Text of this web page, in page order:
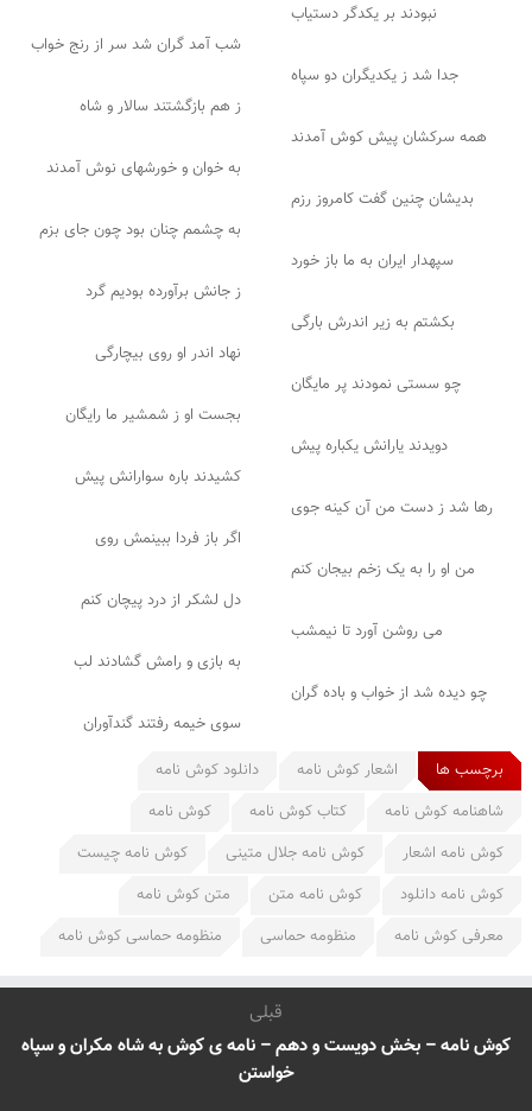
نبودند بر یکدگر دستیاب
شب آمد گران شد سر از رنج خواب
جدا شد ز یکدیگران دو سپاه
ز هم بازگشتند سالار و شاه
همه سرکشان پیش کوش آمدند
به خوان و خورشهای نوش آمدند
بدیشان چنین گفت کامروز رزم
به چشمم چنان بود چون جای بزم
سپهدار ایران به ما باز خورد
ز جانش برآورده بودیم گرد
بکشتم به زیر اندرش بارگی
نهاد اندر او روی بیچارگی
چو سستی نمودند پر مایگان
بجست او ز شمشیر ما رایگان
دویدند یارانش یکباره پیش
کشیدند باره سوارانش پیش
رها شد ز دست من آن کینه جوی
اگر باز فردا ببینمش روی
من او را به یک زخم بیجان کنم
دل لشکر از درد پیچان کنم
می روشن آورد تا نیمشب
به بازی و رامش گشادند لب
چو دیده شد از خواب و باده گران
سوی خیمه رفتند گندآوران
برچسب ها
اشعار کوش نامه
دانلود کوش نامه
شاهنامه کوش نامه
کتاب کوش نامه
کوش نامه
کوش نامه اشعار
کوش نامه جلال متینی
کوش نامه چیست
کوش نامه دانلود
کوش نامه متن
متن کوش نامه
معرفی کوش نامه
منظومه حماسی منظومه حماسی کوش نامه
قبلی
کوش نامه – بخش دویست و دهم – نامه ی کوش به شاه مکران و سپاه
خواستن